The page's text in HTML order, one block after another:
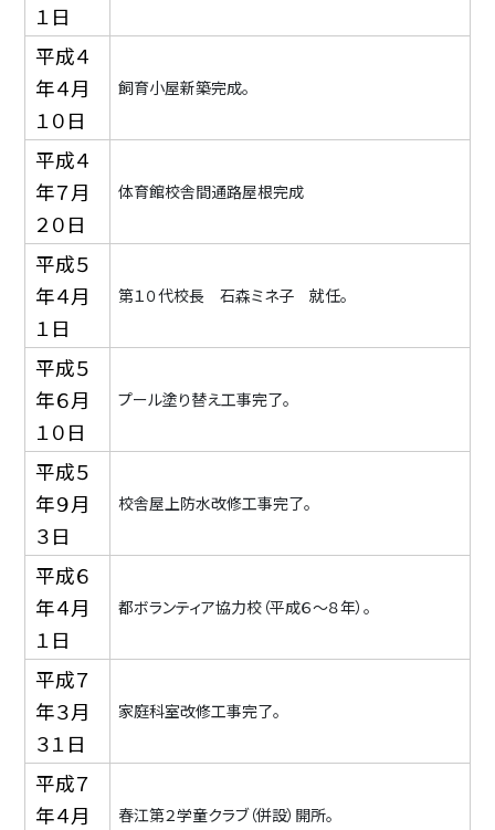
１日
平成４
年４月
１０日
飼育小屋新築完成。
平成４
年７月
２０日
体育館校舎間通路屋根完成
平成５
年４月
１日
第１０代校長 石森ミネ子 就任。
平成５
年６月
１０日
プール塗り替え工事完了。
平成５
年９月
３日
校舎屋上防水改修工事完了。
平成６
年４月
１日
都ボランティア協力校（平成６〜８年）。
平成７
年３月
３１日
家庭科室改修工事完了。
平成７
年４月
春江第２学童クラブ（併設）開所。